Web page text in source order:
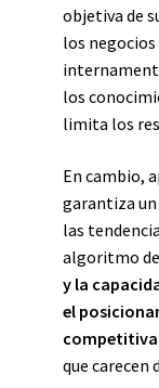
objetiva de
los
los
limita los
En cambio,
garantiza
las
algoritmo
y la
el
competitiva
que carecen